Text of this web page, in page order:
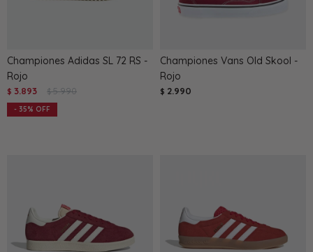
Championes Adidas SL 72 RS -
Rojo
$ 3.893 $ 5.990
35
Championes Vans Old Skool -
Rojo
$ 2.990